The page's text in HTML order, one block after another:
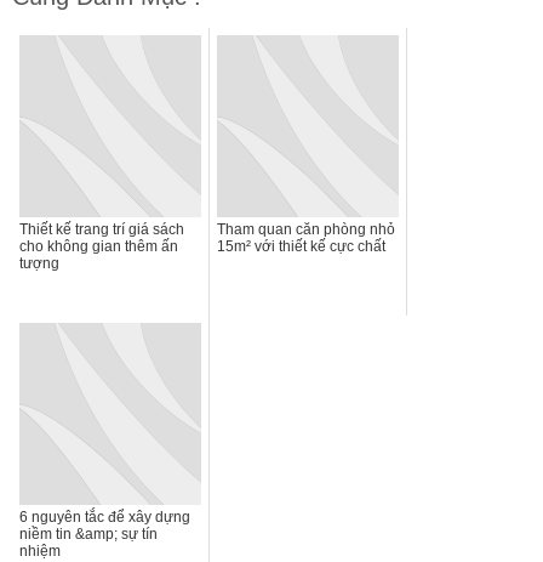
Thiết kế trang trí giá sách
cho không gian thêm ấn
tượng
Tham quan căn phòng nhỏ
15m² với thiết kế cực chất
6 nguyên tắc để xây dựng
niềm tin &amp; sự tín
nhiệm